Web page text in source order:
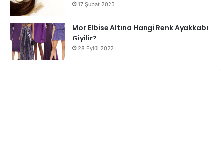
17 Şubat 2025
Mor Elbise Altına Hangi Renk Ayakkabı
Giyilir?
28 Eylül 2022